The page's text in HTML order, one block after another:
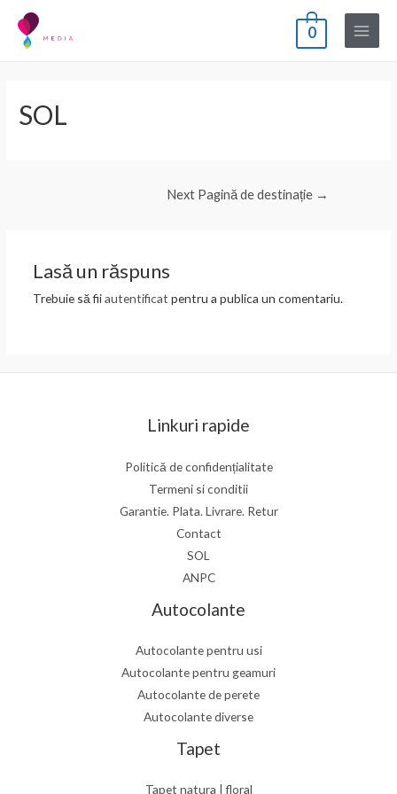
0
Main
SOL
Next Pagină de destinație →
Lasă un răspuns
Trebuie să fiiautentificat pentru a publica un comentariu.
Linkuri rapide
Politică de confidențialitate
Termeni si conditii
Garantie. Plata. Livrare. Retur
Contact
SOL
ANPC
Autocolante
Autocolante pentru usi
Autocolante pentru geamuri
Autocolante de perete
Autocolante diverse
Tapet
Tapet natura | floral